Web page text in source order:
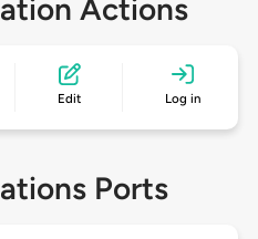
Actions
Edit Log in
Ports